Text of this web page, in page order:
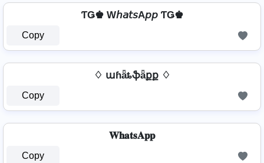
ƬǤ♚ W𝘩𝘢𝘵𝘴A𝘱𝘱 ƬǤ♚
Copy
♢ աɦǟȶֆǟքք ♢
Copy
𝐖𝐡𝐚𝐭𝐬𝐀𝐩𝐩
Copy